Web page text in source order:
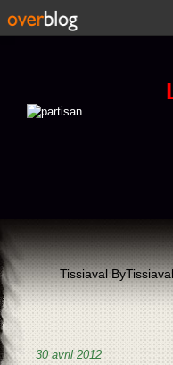
Tissiaval ByTissiaval
30 avril 2012